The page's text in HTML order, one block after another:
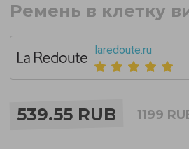
Ремень в клетку
laredoute.ru
1199
539.55 RUB